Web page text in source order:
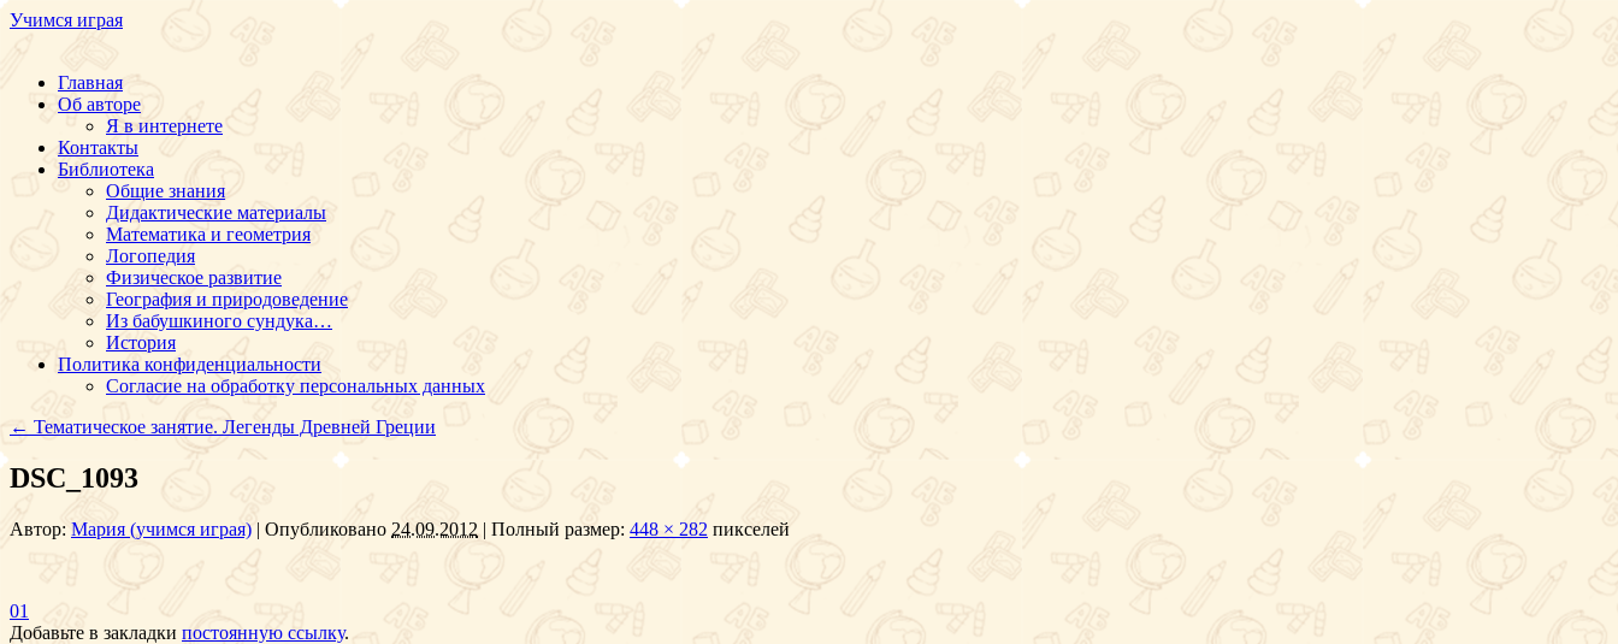
Учимся играя
Перейти
содержимому
Главная
Об авторе
Я в интернете
Контакты
Библиотека
Общие знания
Дидактические материалы
Математика и геометрия
Логопедия
Физическое развитие
География и природоведение
Из бабушкиного сундука…
История
Политика конфиденциальности
Согласие на обработку персональных данных
← Тематическое занятие. Легенды Древней Греции
DSC_1093
Автор: Мария (учимся играя) | Опубликовано 24.09.2012 | Полный размер: 448 × 282 пикселей
01
Добавьте в закладки постоянную ссылку.